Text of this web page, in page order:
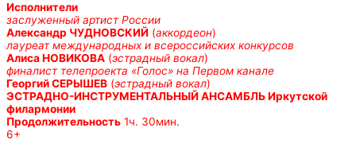
Исполнители
заслуженный артист России
Александр ЧУДНОВСКИЙ (аккордеон)
лауреат международных и всероссийских конкурсов
Алиса НОВИКОВА (эстрадный вокал)
финалист телепроекта «Голос» на Первом канале
Георгий СЕРЫШЕВ (эстрадный вокал)
ЭСТРАДНО-ИНСТРУМЕНТАЛЬНЫЙ АНСАМБЛЬ Иркутской
филармонии
Продолжительность 1ч. 30мин.
6+